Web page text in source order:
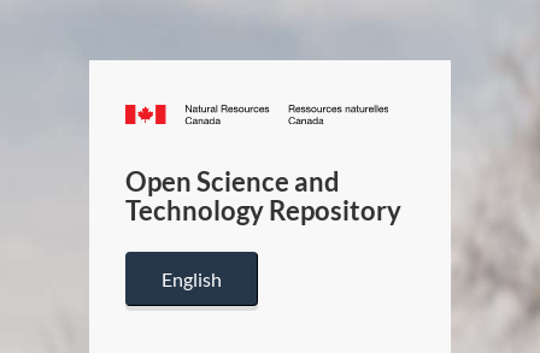
Canada.ca
/
Canada
Open Science and
Technology Repository
English